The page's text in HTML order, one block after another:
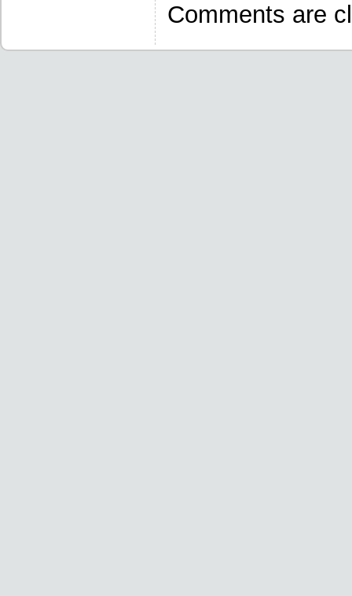
Comments are